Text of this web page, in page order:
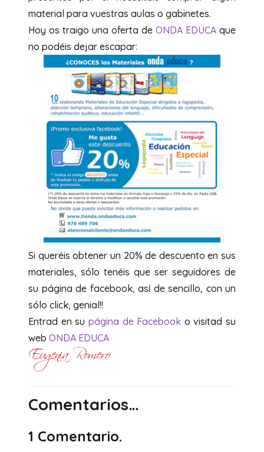
material para vuestras aulas o gabinetes.
Hoy os traigo una oferta de ONDA EDUCA que
no podéis dejar escapar:
Si queréis obtener un 20% de descuento en sus
materiales, sólo tenéis que ser seguidores de
su página de facebook, así de sencillo, con un
sólo click, genial!!
Entrad en su página de Facebook o visitad su
web ONDA EDUCA
Comentarios…
1 Comentario.